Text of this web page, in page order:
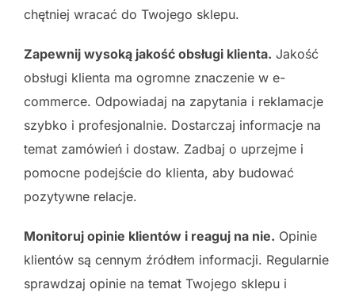
chętniej wracać do Twojego sklepu.
Zapewnij wysoką jakość obsługi klienta. Jakość
obsługi klienta ma ogromne znaczenie w e-
commerce. Odpowiadaj na zapytania i reklamacje
szybko i profesjonalnie. Dostarczaj informacje na
temat zamówień i dostaw. Zadbaj o uprzejme i
pomocne podejście do klienta, aby budować
pozytywne relacje.
Monitoruj opinie klientów i reaguj na nie. Opinie
klientów są cennym źródłem informacji. Regularnie
sprawdzaj opinie na temat Twojego sklepu i